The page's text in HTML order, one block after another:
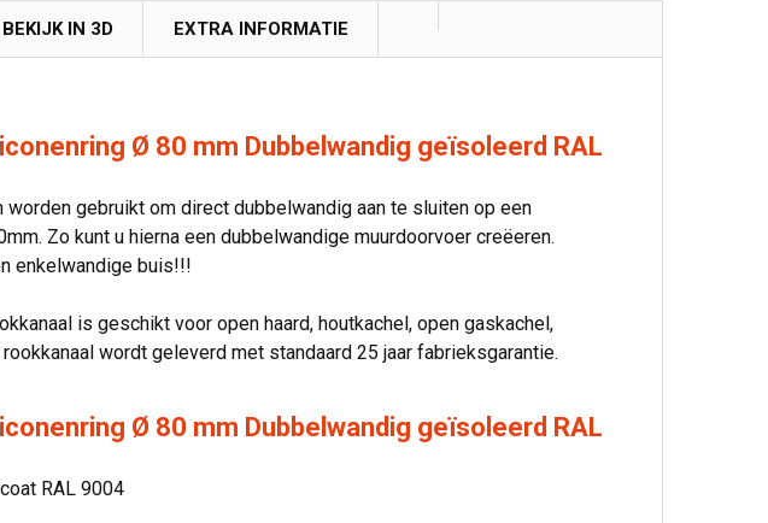
BEKIJK IN 3D EXTRA INFORMATIE
Ø 80 mm Dubbelwandig geïsoleerd RAL
gebruikt om direct dubbelwandig aan te sluiten op een
Zo kunt u hierna een dubbelwandige muurdoorvoer creëeren.
enkelwandige buis!!!
is geschikt voor open haard, houtkachel, open gaskachel,
wordt geleverd met standaard 25 jaar fabrieksgarantie.
Ø 80 mm Dubbelwandig geïsoleerd RAL
RAL 9004